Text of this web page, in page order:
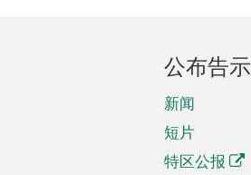
公布告示
新闻
短片
特区公报